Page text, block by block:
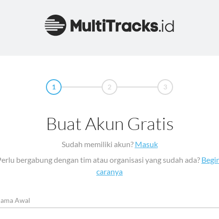
1 2 3
Buat Akun Gratis
Sudah memiliki akun? Masuk
bergabung dengan tim atau organisasi yang sudah ada?
caranya
Awal